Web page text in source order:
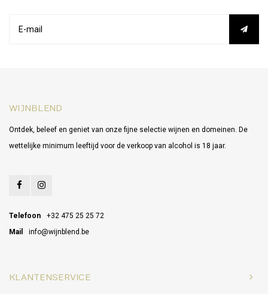
WIJNBLEND
Ontdek, beleef en geniet van onze fijne selectie wijnen en domeinen. De
wettelijke minimum leeftijd voor de verkoop van alcohol is 18 jaar.
Telefoon
+32 475 25 25 72
Mail
info@wijnblend.be
KLANTENSERVICE